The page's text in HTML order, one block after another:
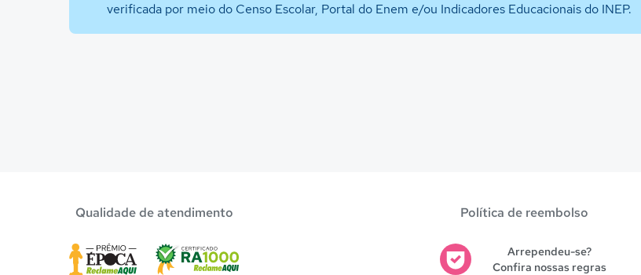
verificada por meio do Censo Escolar, Portal do Enem e/ou Indicadores Educacionais do INEP.
Qualidade de atendimento Política de reembolso
Arrependeu-se?
Confira nossas regras